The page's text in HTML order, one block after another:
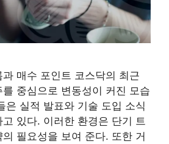
매수 포인트 코스닥의 최근
중심으로 변동성이 커진 모습
은 실적 발표와 기술 도입 소식
있다. 이러한 환경은 단기 트
필요성을 보여 준다. 또한 거